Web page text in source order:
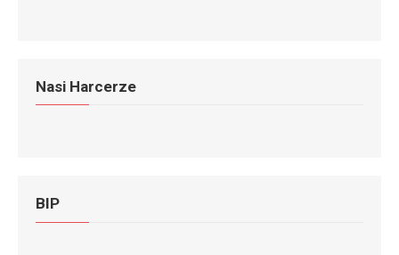
Nasi Harcerze
BIP